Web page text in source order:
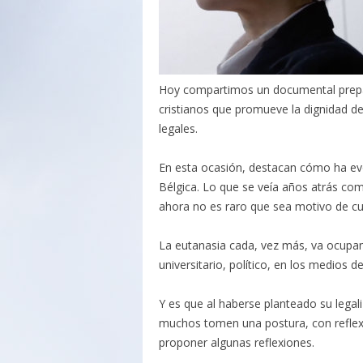
Hoy compartimos un documental
cristianos que promueve la dignidad
legales.
En esta ocasión, destacan cómo ha
Bélgica. Lo que se veía años atrás
ahora no es raro que sea motivo de
La eutanasia cada, vez más, va
universitario, político, en los medios
Y es que al haberse planteado su
muchos tomen una postura, con
proponer algunas reflexiones.